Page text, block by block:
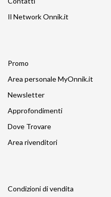
Il Network Onnik.it
Promo
Area personale MyOnnik.it
Newsletter
Approfondimenti
Dove Trovare
Area rivenditori
Condizioni di vendita